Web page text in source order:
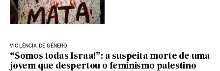
VIOLÊNCIA DE GÊNERO
“Somos todas Israa!”: a suspeita morte de uma
jovem que despertou o feminismo palestino